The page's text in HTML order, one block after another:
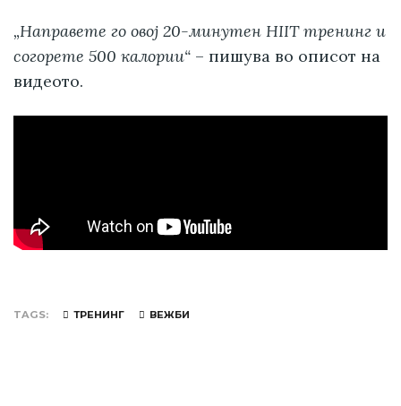
„Направете го овој 20-минутен HIIT тренинг и
согорете 500 калории“ – пишува во описот на
видеото.
TAGS ТРЕНИНГ ВЕЖБИ